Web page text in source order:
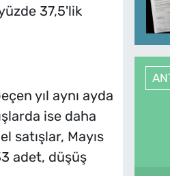
37,5'lik
yıl aynı ayda
ise daha
satışlar, Mayıs
adet, düşüş